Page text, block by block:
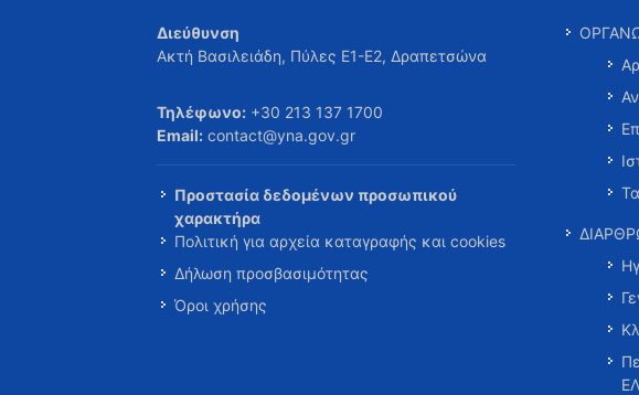
Διεύθυνση
Ακτή Βασιλειάδη, Πύλες Ε1-Ε2, Δραπετσώνα
Τηλέφωνο: +30 213 137 1700
Email: contact@yna.gov.gr
Προστασία δεδομένων προσωπικού
χαρακτήρα
Πολιτική για αρχεία καταγραφής και cookies
Δήλωση προσβασιμότητας
Όροι χρήσης